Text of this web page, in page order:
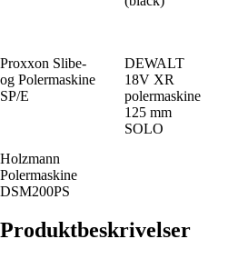
Proxxon Slibe-
og Polermaskine
SP/E
DEWALT
18V XR
polermaskine
125 mm
SOLO
Holzmann
Polermaskine
DSM200PS
Produktbeskrivelser